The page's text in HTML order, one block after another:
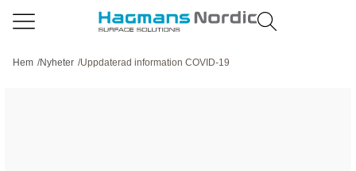
Hem /Nyheter /Uppdaterad information COVID-19